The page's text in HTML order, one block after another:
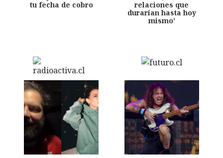
tu fecha de cobro
relaciones que
durarían hasta hoy
mismo'